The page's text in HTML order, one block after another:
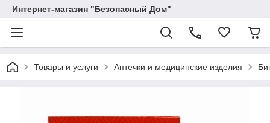
Интернет-магазин "Безопасный Дом"
Товары и услуги Аптечки и медицинские изделия